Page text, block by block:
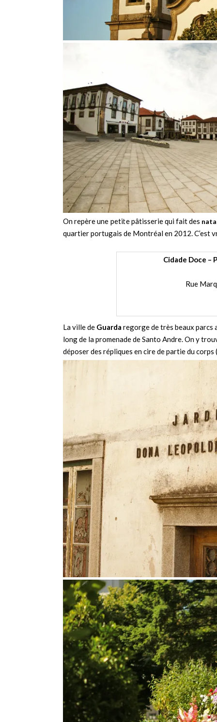
On repère une petite pâtisserie qui fait des
quartier portugais de Montréal en 2012. C’est
Cidade Doce –
Rue
La ville de Guarda regorge de très beaux parcs
long de la promenade de Santo Andre. On y
déposer des répliques en cire de partie du